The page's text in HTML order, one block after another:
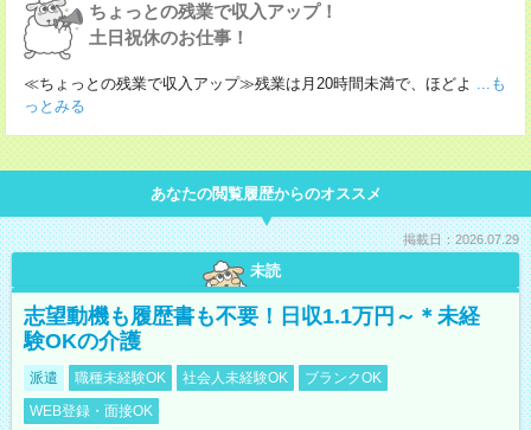
ちょっとの残業で収入アップ！
土日祝休のお仕事！
≪ちょっとの残業で収入アップ≫残業は月20時間未満で、ほどよ ...も
っとみる
あなたの閲覧履歴からのオススメ
掲載日：2026.07.29
未読
志望動機も履歴書も不要！日収1.1万円～＊未経
験OKの介護
派遣 職種未経験OK 社会人未経験OK
ブランクOK
WEB登録・面接OK